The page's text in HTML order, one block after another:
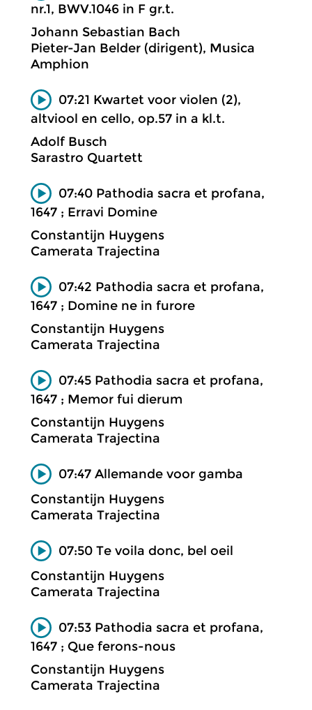
nr.1, BWV.1046 in F gr.t.
Johann Sebastian Bach
Pieter-Jan Belder (dirigent), Musica
Amphion
07:21 Kwartet voor violen (2),
altviool en cello, op.57 in a kl.t.
Adolf Busch
Sarastro Quartett
07:40 Pathodia sacra et profana,
1647 ; Erravi Domine
Constantijn Huygens
Camerata Trajectina
07:42 Pathodia sacra et profana,
1647 ; Domine ne in furore
Constantijn Huygens
Camerata Trajectina
07:45 Pathodia sacra et profana,
1647 ; Memor fui dierum
Constantijn Huygens
Camerata Trajectina
07:47 Allemande voor gamba
Constantijn Huygens
Camerata Trajectina
07:50 Te voila donc, bel oeil
Constantijn Huygens
Camerata Trajectina
07:53 Pathodia sacra et profana,
1647 ; Que ferons-nous
Constantijn Huygens
Camerata Trajectina